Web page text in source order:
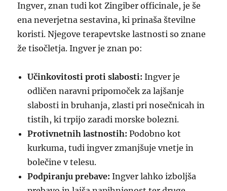
Ingver, znan tudi kot Zingiber officinale, je še
ena neverjetna sestavina, ki prinaša številne
koristi. Njegove terapevtske lastnosti so znane
že tisočletja. Ingver je znan po:
Učinkovitosti proti slabosti: Ingver je
odličen naravni pripomoček za lajšanje
slabosti in bruhanja, zlasti pri nosečnicah in
tistih, ki trpijo zaradi morske bolezni.
Protivnetnih lastnostih: Podobno kot
kurkuma, tudi ingver zmanjšuje vnetje in
bolečine v telesu.
Podpiranju prebave: Ingver lahko izboljša